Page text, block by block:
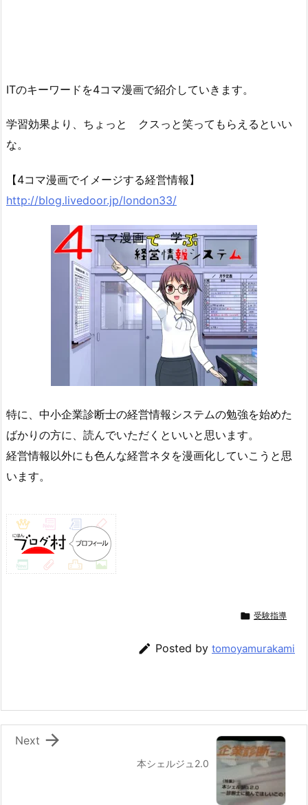
ITのキーワードを4コマ漫画で紹介していきます。
学習効果より、ちょっと クスっと笑ってもらえるといい
な。
【4コマ漫画でイメージする経営情報】
http://blog.livedoor.jp/london33/
特に、中小企業診断士の経営情報システムの勉強を始めた
ばかりの方に、読んでいただくといいと思います。
経営情報以外にも色んな経営ネタを漫画化していこうと思
います。
 受験指導
 Posted by tomoyamurakami
本シェルジュ2.0

Next